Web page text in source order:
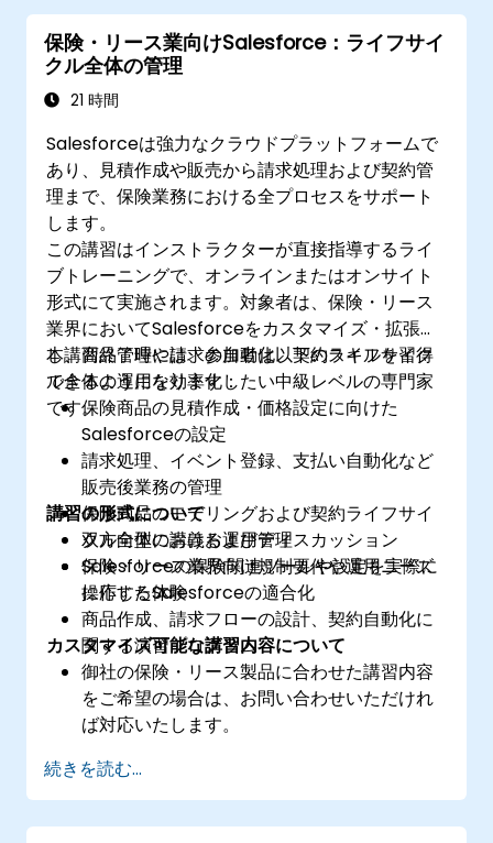
メール体験を実現できる。
Salesforce内でメールキャンペーンのテス
ト、展開、分析を行えるほか、解析結果を基
に今後のキャンペーンの最適化やエンゲージ
保険・リース業向けSalesforce：ライフサイ
クル全体の管理
21 時間
Salesforceは強力なクラウドプラットフォームで
あり、見積作成や販売から請求処理および契約管
理まで、保険業務における全プロセスをサポート
します。
この講習はインストラクターが直接指導するライ
ブトレーニングで、オンラインまたはオンサイト
形式にて実施されます。対象者は、保険・リース
業界においてSalesforceをカスタマイズ・拡張
し、商品管理や請求の自動化、契約ライフサイク
ル全体の運用を効率化したい中級レベルの専門家
です。
本講習終了時には、参加者は以下のスキルを習得
できるようになります：
保険商品の見積作成・価格設定に向けた
Salesforceの設定
請求処理、イベント登録、支払い自動化など
販売後業務の管理
保険商品のモデリングおよび契約ライフサイ
クル全体における運用管理
保険・リース業界向け規制要件や運用ニーズ
に応じたSalesforceの適合化
講習の形式について
双方向型の講義およびディスカッション
Salesforceの保険関連ツールや設定を実際に
操作する体験
商品作成、請求フローの設計、契約自動化に
関する演習プログラム
カスタマイズ可能な講習内容について
御社の保険・リース製品に合わせた講習内容
をご希望の場合は、お問い合わせいただけれ
ば対応いたします。
続きを読む...